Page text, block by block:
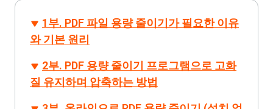
1부. PDF 파일 용량 줄이기가 필요한 이유
와 기본 원리
2부. PDF 용량 줄이기 프로그램으로 고화
질 유지하며 압축하는 방법